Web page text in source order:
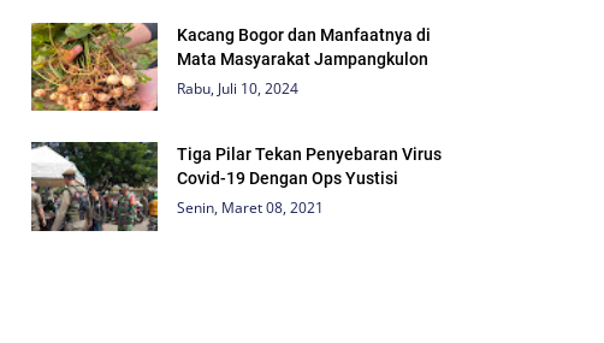
Kacang Bogor dan Manfaatnya di
Mata Masyarakat Jampangkulon
Rabu, Juli 10, 2024
Tiga Pilar Tekan Penyebaran Virus
Covid-19 Dengan Ops Yustisi
Senin, Maret 08, 2021